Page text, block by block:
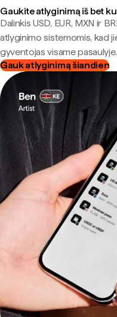
Gaukite atlyginimą iš bet
Dalinkis USD, EUR, MXN ir
atlyginimo sistemomis, kad
gyventojas visame pasaulyje.
Gauk atlyginimą šiandien